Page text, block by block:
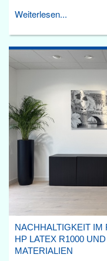
Weiterlesen...
NACHHALTIGKEIT IM
HP LATEX R1000
MATERIALIEN